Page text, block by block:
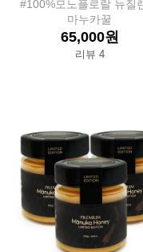
#100%모노플로랄 뉴질
마누카꿀
65,000원
리뷰 4